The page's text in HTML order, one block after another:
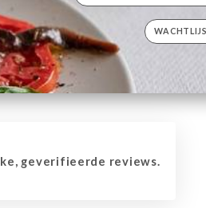
geverifieerde reviews.